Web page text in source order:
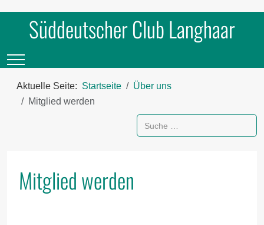
Süddeutscher Club Langhaar
Mobile Menu Toggle
Aktuelle Seite: Startseite
Über uns
Mitglied werden
Suchen
Mitglied werden